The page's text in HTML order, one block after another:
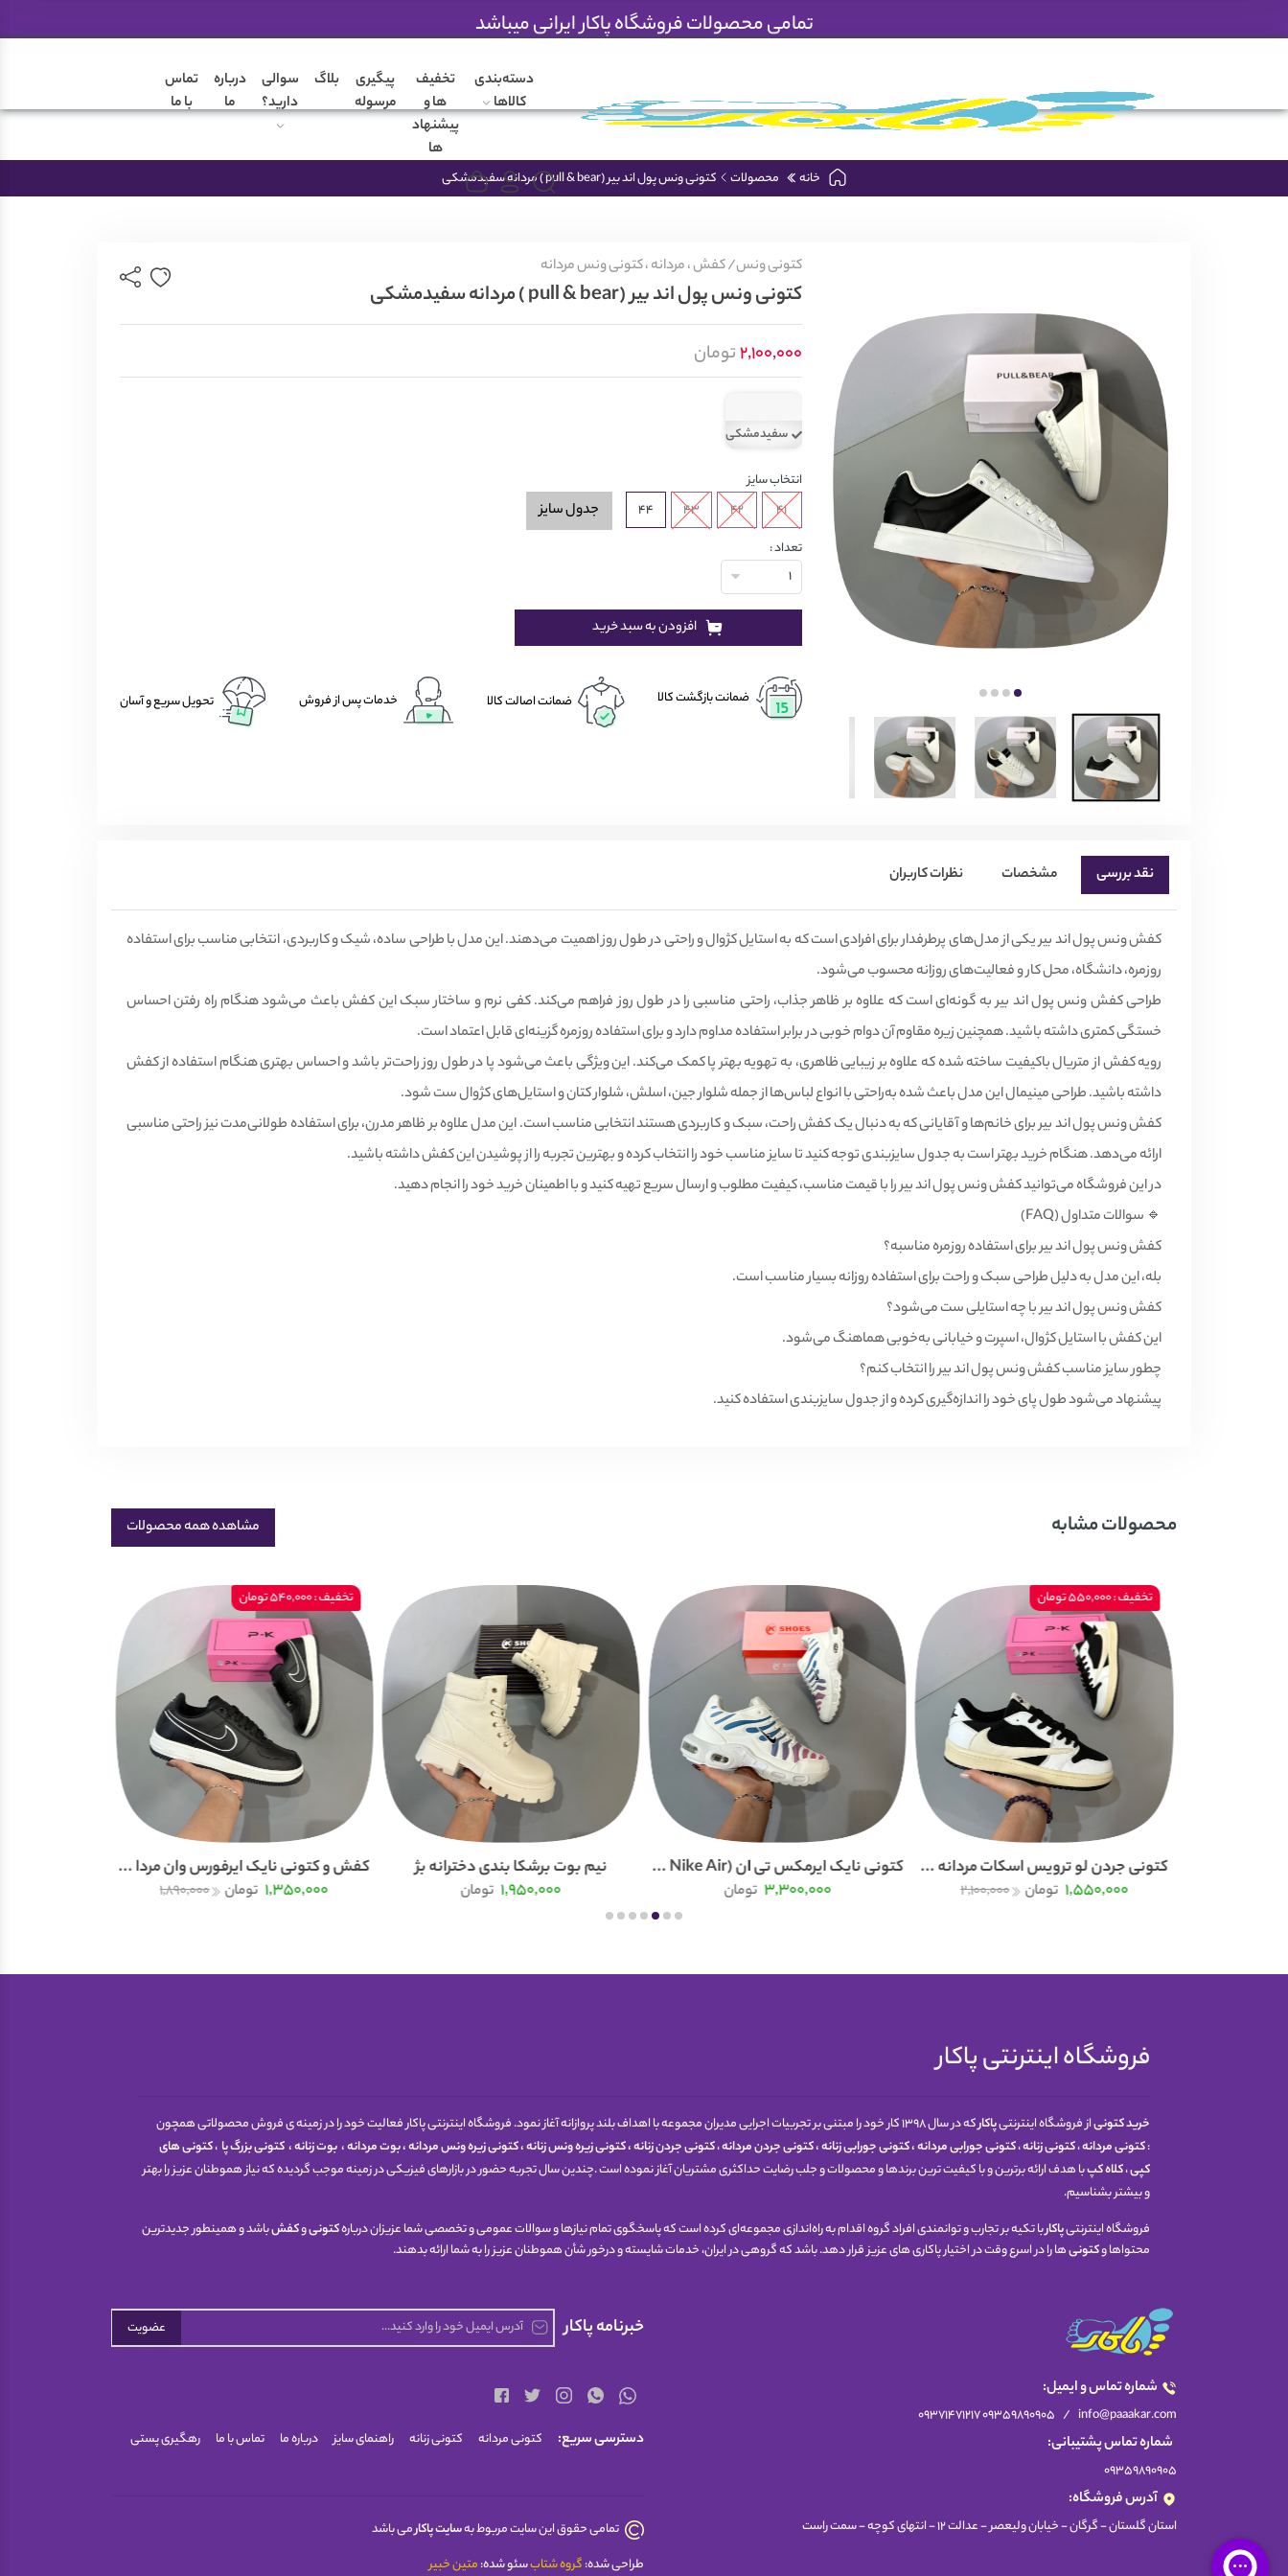
تمامی محصولات فروشگاه پاکار ایرانی میباشد
شناخت انواع زیره کتونی نحوه سفید کردن کتونی های سفیددسته‌بندی
کالاها
تخفیف
ها و
پیشنهاد
ها
پیگیری
مرسوله
بلاگ
سوالی
دارید؟
درباره
ما
تماس
با ما
خانه محصولات کتونی ونس پول اند بیر (pull & bear ) مردانه سفیدمشکی
کتونی ونس/کفش ،مردانه ،کتونی ونس مردانه
کتونی ونس پول اند بیر (pull & bear ) مردانه سفیدمشکی
2,100,000تومان
سفیدمشکی
انتخاب سایز
41
42
43
44 جدول سایز
تعداد :
1
افزودن به سبد خرید
ضمانت بازگشت کالا ضمانت اصالت کالا خدمات پس از فروش تحویل سریع و آسان
نقد بررسی مشخصات نظرات کاربران
کفش ونس پول اند بیر یکی از مدل‌های پرطرفدار برای افرادی است که به استایل کژوال و راحتی در طول روز اهمیت می‌دهند. این مدل با طراحی ساده، شیک و کاربردی، انتخابی مناسب برای استفاده
روزمره، دانشگاه، محل کار و فعالیت‌های روزانه محسوب می‌شود.
طراحی کفش ونس پول اند بیر به گونه‌ای است که علاوه بر ظاهر جذاب، راحتی مناسبی را در طول روز فراهم می‌کند. کفی نرم و ساختار سبک این کفش باعث می‌شود هنگام راه رفتن احساس
خستگی کمتری داشته باشید. همچنین زیره مقاوم آن دوام خوبی در برابر استفاده مداوم دارد و برای استفاده روزمره گزینه‌ای قابل اعتماد است.
رویه کفش از متریال باکیفیت ساخته شده که علاوه بر زیبایی ظاهری، به تهویه بهتر پا کمک می‌کند. این ویژگی باعث می‌شود پا در طول روز راحت‌تر باشد و احساس بهتری هنگام استفاده از کفش
داشته باشید. طراحی مینیمال این مدل باعث شده به‌راحتی با انواع لباس‌ها از جمله شلوار جین، اسلش، شلوار کتان و استایل‌های کژوال ست شود.
کفش ونس پول اند بیر برای خانم‌ها و آقایانی که به دنبال یک کفش راحت، سبک و کاربردی هستند انتخابی مناسب است. این مدل علاوه بر ظاهر مدرن، برای استفاده طولانی‌مدت نیز راحتی مناسبی
ارائه می‌دهد. هنگام خرید بهتر است به جدول سایزبندی توجه کنید تا سایز مناسب خود را انتخاب کرده و بهترین تجربه را از پوشیدن این کفش داشته باشید.
در این فروشگاه می‌توانید کفش ونس پول اند بیر را با قیمت مناسب، کیفیت مطلوب و ارسال سریع تهیه کنید و با اطمینان خرید خود را انجام دهید.
🔹 سوالات متداول (FAQ)
کفش ونس پول اند بیر برای استفاده روزمره مناسبه؟
بله، این مدل به دلیل طراحی سبک و راحت برای استفاده روزانه بسیار مناسب است.
کفش ونس پول اند بیر با چه استایلی ست می‌شود؟
این کفش با استایل کژوال، اسپرت و خیابانی به‌خوبی هماهنگ می‌شود.
چطور سایز مناسب کفش ونس پول اند بیر را انتخاب کنم؟
پیشنهاد می‌شود طول پای خود را اندازه‌گیری کرده و از جدول سایزبندی استفاده کنید.
محصولات مشابه مشاهده همه محصولات
تخفیف : 550,000 تومان
کتونی جردن لو ترویس اسکات مردانه ...
1,550,000 تومان 2,100,000
کتونی نایک ایرمکس تی ان (Nike Air ...
3,300,000 تومان
نیم بوت برشکا بندی دخترانه بژ
1,950,000 تومان
تخفیف : 540,000 تومان
کفش و کتونی نایک ایرفورس وان مردا ...
1,350,000 تومان 1,890,000
فروشگاه اینترنتی پاکار
خرید کتونیاز فروشگاه اینترنتیپاکار
که در سال 1398 کار خود را مبتنی بر تجربیات اجرایی مدیران مجموعه با اهداف بلند پروازانه آغاز نمود. فروشگاه اینترنتی پاکار فعالیت خود را در زمینه ی فروش محصولاتی همچون
:کتونی مردانه،کتونی زنانه،کتونی جورابی مردانه،کتونی جورابی زنانه،کتونی جردن مردانه،کتونی جردن زنانه،کتونی زیره ونس زنانه،کتونی زیره ونس مردانه،بوت مردانه،بوت زنانه،کتونیبزرگ پا ،کتونی های
کپی،کلاه کپبا هدف ارائه برترین و با کیفیت ترین برندها و محصولات و جلب رضایت حداکثری مشتریان آغاز نموده است .چندین سال تجربه حضور در بازارهای فیزیکی در زمینه موجب گردیده که نیاز هموطنان عزیز را بهتر
و بیشتر بشناسیم.
فروشگاه اینترنتیپاکاربا تکیه بر تجارب و توانمندی افراد گروه اقدام به راه‌اندازی مجموعه‌ای کرده است که پاسخگوی تمام نیازها و سوالات عمومی و تخصصی شما عزیزان دربارهکتونیوکفشباشد و همینطور جدیدترین
محتواها وکتونیها را در اسرع وقت در اختیار پاکاری های عزیز قرار دهد. باشد که گروهی در ایران، خدمات شایسته و درخور شأن هموطنان عزیز را به شما ارائه بدهند.
خبرنامه پاکار عضویت
شماره تماس و ایمیل:
info@paaakar.com
/
09359890905 09371471217
شماره تماس پشتیبانی:
09359890905
آدرس فروشگاه:
استان گلستان - گرگان - خیابان ولیعصر - عدالت 12 - انتهای کوچه - سمت راست
دسترسی سریع: کتونی مردانه کتونی زنانه راهنمای سایز درباره ما تماس با ما رهگیری پستی
تمامی حقوق این سایت مربوط بهسایت پاکارمی باشد
طراحی شده:گروه شتابسئو شده:متین خبیر